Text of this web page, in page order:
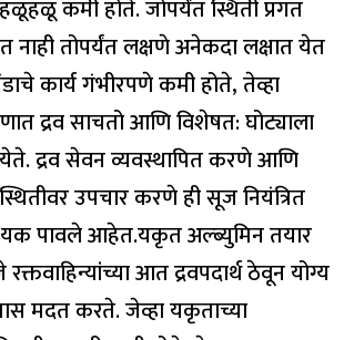
कमी होते. जोपर्यंत स्थिती प्रगत
नाही तोपर्यंत लक्षणे अनेकदा लक्षात येत
कार्य गंभीरपणे कमी होते, तेव्हा
द्रव साचतो आणि विशेषत: घोट्याला
द्रव सेवन व्यवस्थापित करणे आणि
स्थितीवर उपचार करणे ही सूज नियंत्रित
पावले आहेत.यकृत अल्ब्युमिन तयार
आत द्रवपदार्थ ठेवून योग्य
मदत करते. जेव्हा यकृताच्या